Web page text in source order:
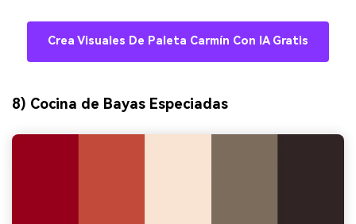
Crea Visuales De Paleta Carmín Con IA Gratis
8) Cocina de Bayas Especiadas